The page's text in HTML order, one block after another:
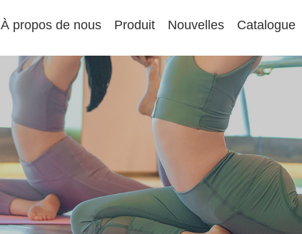
À propos de nous Produit Nouvelles Catalogue